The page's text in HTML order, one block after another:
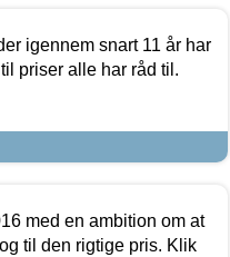
igennem snart 11 år har
priser alle har råd til.
med en ambition om at
til den rigtige pris. Klik